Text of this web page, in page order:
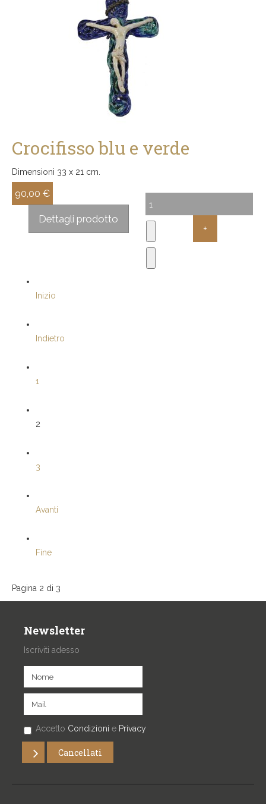
Crocifisso blu e verde
Dimensioni 33 x 21 cm.
90,00 €
Dettagli prodotto
Inizio
Indietro
1
2
3
Avanti
Fine
Pagina 2 di 3
Newsletter
Iscriviti adesso
Accetto Condizioni e Privacy